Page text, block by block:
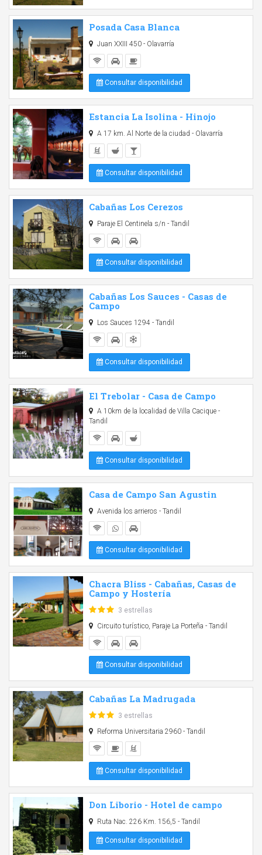
Posada Casa Blanca
Juan XXIII 450 - Olavarría
Consultar disponibilidad
Estancia La Isolina - Hinojo
A 17 km. Al Norte de la ciudad - Olavarría
Consultar disponibilidad
Cabañas Los Cerezos
Paraje El Centinela s/n - Tandil
Consultar disponibilidad
Cabañas Los Sauces - Casas de
Campo
Los Sauces 1294 - Tandil
Consultar disponibilidad
El Trebolar - Casa de Campo
A 10km de la localidad de Villa Cacique -
Tandil
Consultar disponibilidad
Casa de Campo San Agustin
Avenida los arrieros - Tandil
Consultar disponibilidad
Chacra Bliss - Cabañas, Casas de
Campo y Hostería
3 estrellas
Circuito turístico, Paraje La Porteña - Tandil
Consultar disponibilidad
Cabañas La Madrugada
3 estrellas
Reforma Universitaria 2960 - Tandil
Consultar disponibilidad
Don Liborio - Hotel de campo
Ruta Nac. 226 Km. 156,5 - Tandil
Consultar disponibilidad